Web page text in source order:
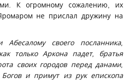
К огромному сожалению, их
не прислал дружину на
своего посланника,
только Аркона падет, братья
своих городов перед данами,
Богов и примут из рук епископа